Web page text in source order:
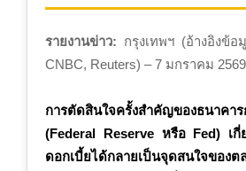
รายงานข่าว: กรุงเทพฯ (อ้างอิงข้อ
CNBC, Reuters) – 7 มกราคม 2569
การตัดสินใจครั้งสำคัญของธนาคาร
(Federal Reserve หรือ Fed) เกี่
ดอกเบี้ยได้กลายเป็นจุดสนใจของต